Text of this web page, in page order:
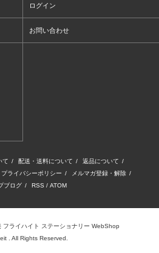
ログイン
お問い合わせ
て / 配送・送料について / 返品について /
プライバシーポリシー / メルマガ登録・解除 /
ブログ / RSS / ATOM
フライハイト ステーショナリー WebShop
. All Rights Reserved.